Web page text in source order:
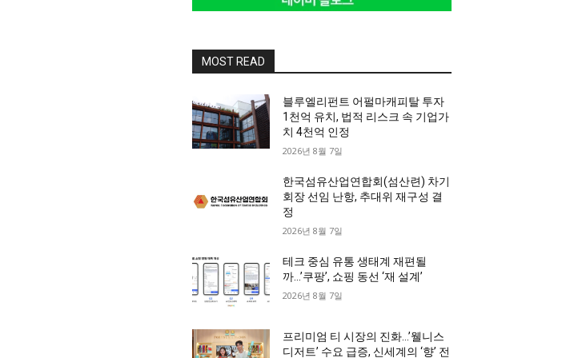
MOST READ
블루엘리펀트 어펄마캐피탈 투자
1천억 유치, 법적 리스크 속 기업가
치 4천억 인정
2026년 8월 7일
한국섬유산업연합회(섬산련) 차기
회장 선임 난항, 추대위 재구성 결
정
2026년 8월 7일
테크 중심 유통 생태계 재편될
까…’쿠팡’, 쇼핑 동선 ‘재 설계’
2026년 8월 7일
프리미엄 티 시장의 진화…’웰니스
디저트’ 수요 급증, 신세계의 ‘향’ 전